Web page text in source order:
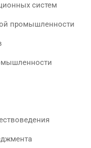
систем
промышленности